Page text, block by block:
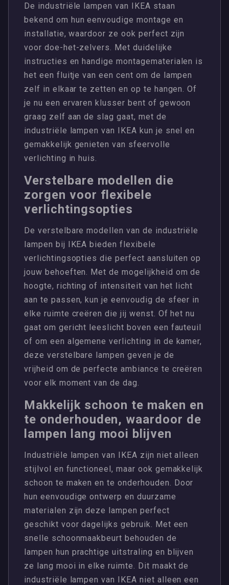
De industriële lampen van IKEA staan
bekend om hun eenvoudige montage en
installatie, waardoor ze ook perfect zijn
voor doe-het-zelvers. Met duidelijke
instructies en handige montagematerialen is
het een fluitje van een cent om de lampen
zelf in elkaar te zetten en op te hangen. Of
je nu een ervaren klusser bent of gewoon
graag zelf aan de slag gaat, met de
industriële lampen van IKEA kun je snel en
gemakkelijk genieten van sfeervolle
verlichting in huis.
Verstelbare modellen die
zorgen voor flexibele
verlichtingsopties
De verstelbare modellen van de industriële
lampen bij IKEA bieden flexibele
verlichtingsopties die perfect aansluiten op
jouw behoeften. Met de mogelijkheid om de
hoogte, richting of intensiteit van het licht
aan te passen, kun je eenvoudig de sfeer in
elke ruimte creëren die jij wenst. Of het nu
gaat om gericht leeslicht boven een fauteuil
of om een algemene verlichting in de kamer,
deze verstelbare lampen geven je de
vrijheid om de perfecte ambiance te creëren
voor elk moment van de dag.
Makkelijk schoon te maken en
te onderhouden, waardoor de
lampen lang mooi blijven
Industriële lampen van IKEA zijn niet alleen
stijlvol en functioneel, maar ook gemakkelijk
schoon te maken en te onderhouden. Door
hun eenvoudige ontwerp en duurzame
materialen zijn deze lampen perfect
geschikt voor dagelijks gebruik. Met een
snelle schoonmaakbeurt behouden de
lampen hun prachtige uitstraling en blijven
ze lang mooi in elke ruimte. Dit maakt de
industriële lampen van IKEA niet alleen een